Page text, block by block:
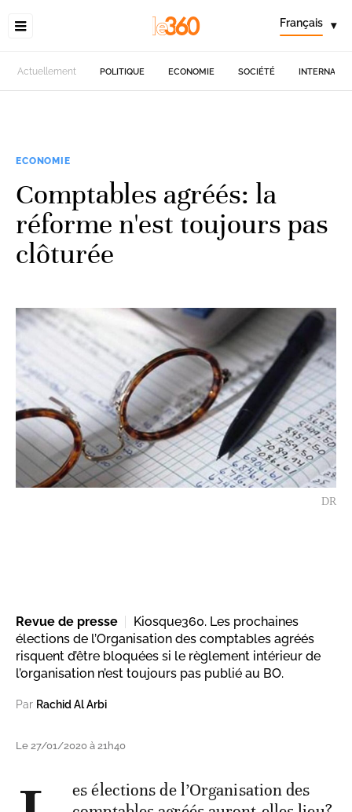
Français ▾
Actuellement POLITIQUE ECONOMIE SOCIÉTÉ
ECONOMIE
Comptables agréés: la
réforme n'est toujours pas
clôturée
DR
Revue de presse
Kiosque360. Les prochaines
élections de l’Organisation des comptables agréés
risquent d’être bloquées si le règlement intérieur de
l’organisation n’est toujours pas publié au BO.
Par Rachid Al Arbi
Le 27/01/2020 à 21h40
es élections de l’Organisation des